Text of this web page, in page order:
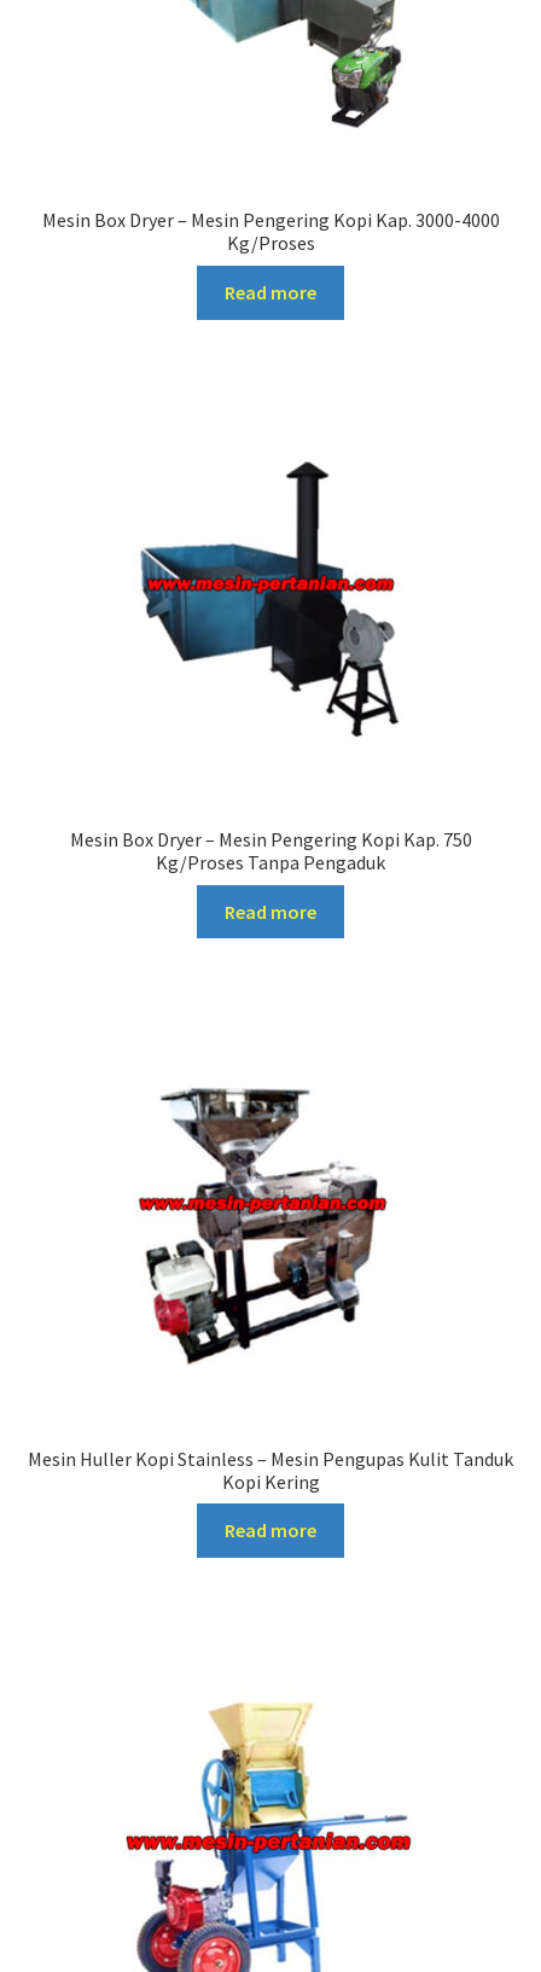
Mesin Box Dryer – Mesin Pengering Kopi Kap. 3000-4000
Kg/Proses
Read more
Mesin Box Dryer – Mesin Pengering Kopi Kap. 750
Kg/Proses Tanpa Pengaduk
Read more
Mesin Huller Kopi Stainless – Mesin Pengupas Kulit Tanduk
Kopi Kering
Read more